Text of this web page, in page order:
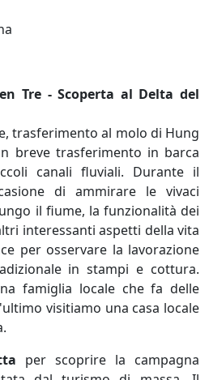
Tre - Scoperta al Delta del
trasferimento al molo di Hung
breve trasferimento in barca
canali fluviali. Durante il
di ammirare le vivaci
il fiume, la funzionalità dei
interessanti aspetti della vita
per osservare la lavorazione
in stampi e cottura.
famiglia locale che fa delle
visitiamo una casa locale
per scoprire la campagna